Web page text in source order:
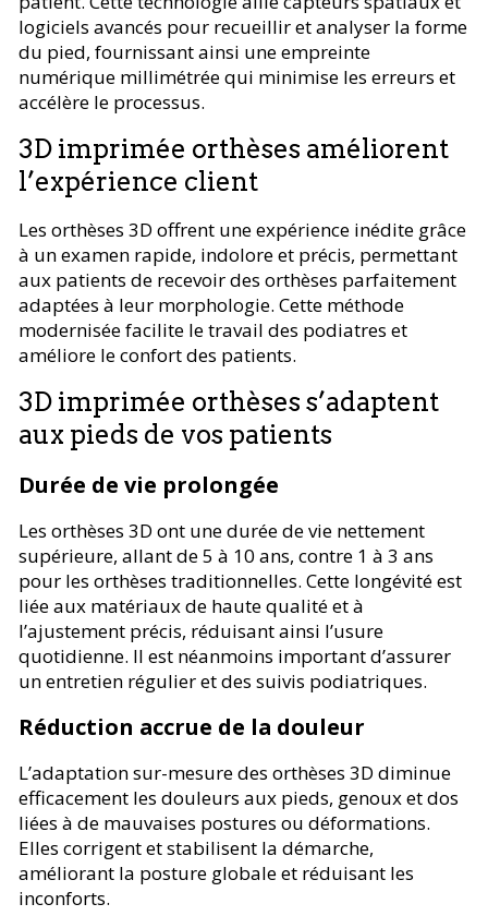
logiciels avancés pour recueillir et analyser la forme
du pied, fournissant ainsi une empreinte
numérique millimétrée qui minimise les erreurs et
accélère le processus.
3D imprimée orthèses améliorent
l’expérience client
Les orthèses 3D offrent une expérience inédite grâce
à un examen rapide, indolore et précis, permettant
aux patients de recevoir des orthèses parfaitement
adaptées à leur morphologie. Cette méthode
modernisée facilite le travail des podiatres et
améliore le confort des patients.
3D imprimée orthèses s’adaptent
aux pieds de vos patients
Durée de vie prolongée
Les orthèses 3D ont une durée de vie nettement
supérieure, allant de 5 à 10 ans, contre 1 à 3 ans
pour les orthèses traditionnelles. Cette longévité est
liée aux matériaux de haute qualité et à
l’ajustement précis, réduisant ainsi l’usure
quotidienne. Il est néanmoins important d’assurer
un entretien régulier et des suivis podiatriques.
Réduction accrue de la douleur
L’adaptation sur-mesure des orthèses 3D diminue
efficacement les douleurs aux pieds, genoux et dos
liées à de mauvaises postures ou déformations.
Elles corrigent et stabilisent la démarche,
améliorant la posture globale et réduisant les
inconforts.